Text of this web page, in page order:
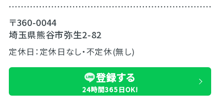
〒360-0044
埼玉県熊谷市弥生2-82
定休日：定休日なし・不定休(無し)
登録する
24時間365日OK!